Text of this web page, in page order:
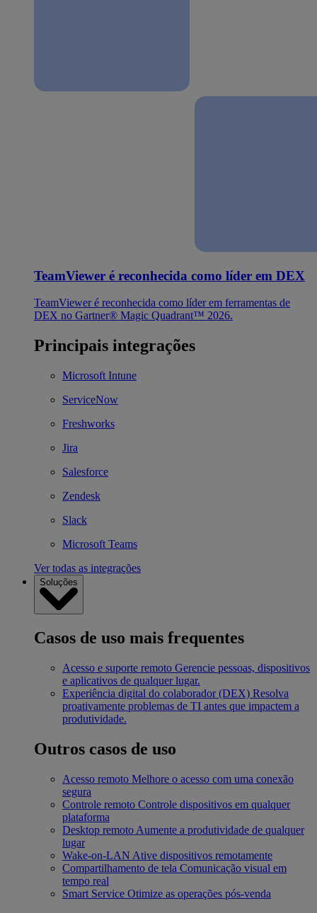
TeamViewer é reconhecida como líder em DEX
TeamViewer é reconhecida como líder em ferramentas de
DEX no Gartner® Magic Quadrant™ 2026.
Principais integrações
Microsoft Intune
ServiceNow
Freshworks
Jira
Salesforce
Zendesk
Slack
Microsoft Teams
Ver todas as integrações
Soluções
Casos de uso mais frequentes
Acesso e suporte remoto Gerencie pessoas, dispositivos
e aplicativos de qualquer lugar.
Experiência digital do colaborador (DEX) Resolva
proativamente problemas de TI antes que impactem a
produtividade.
Outros casos de uso
Acesso remoto Melhore o acesso com uma conexão
segura
Controle remoto Controle dispositivos em qualquer
plataforma
Desktop remoto Aumente a produtividade de qualquer
lugar
Wake-on-LAN Ative dispositivos remotamente
Compartilhamento de tela Comunicação visual em
tempo real
Smart Service Otimize as operações pós-venda